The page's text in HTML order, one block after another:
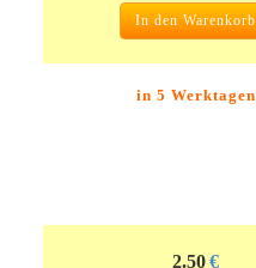
In den Warenkorb
in 5 Werktagen
2.50€